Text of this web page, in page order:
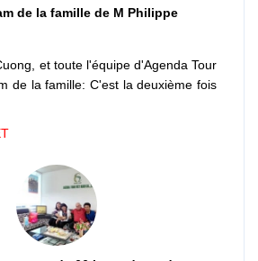
de la famille de M Philippe
et toute l'équipe d'Agenda Tour
de la famille: C'est la deuxième fois